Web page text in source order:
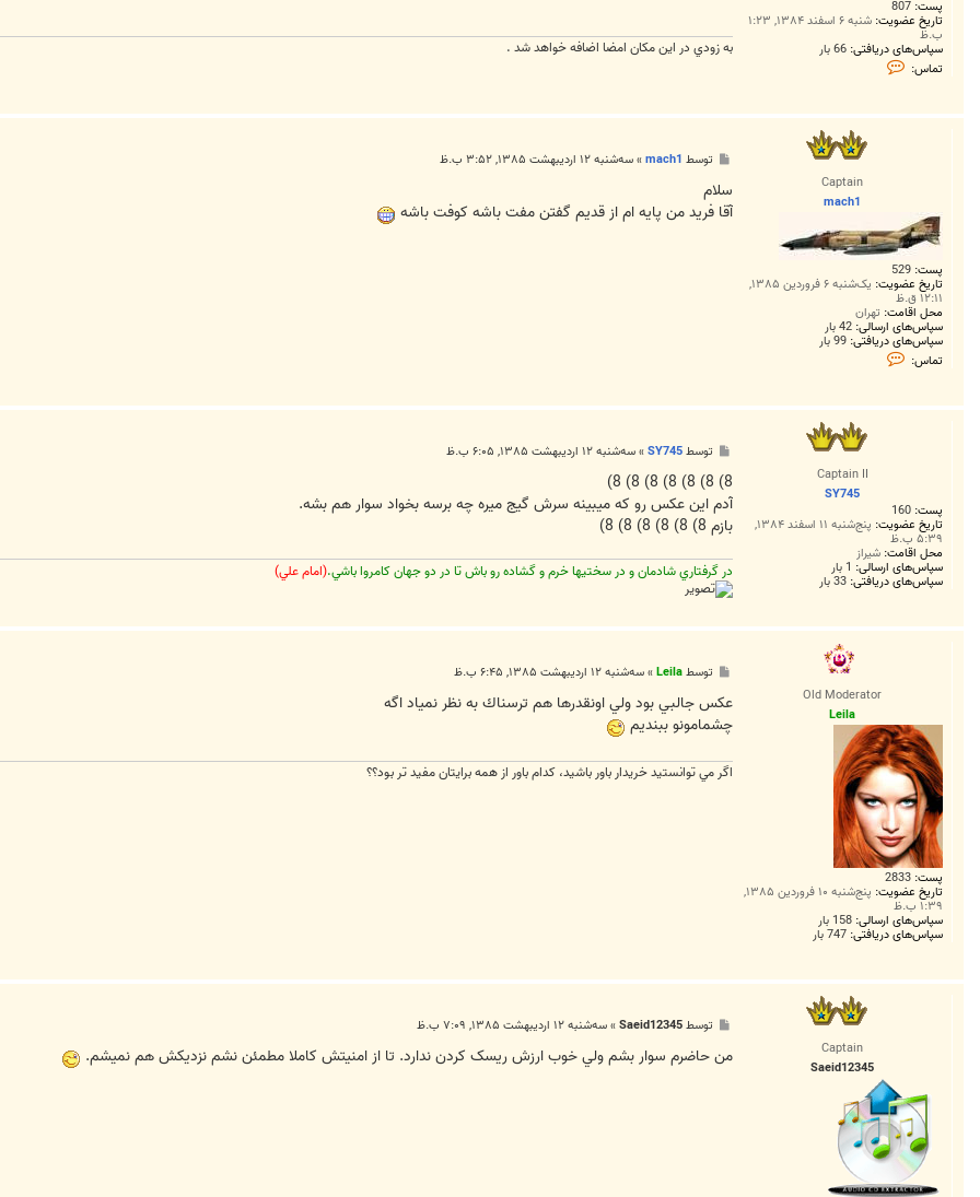
پست: 807
تاریخ عضویت: شنبه ۶ اسفند ۱۳۸۴, ۱:۲۳
ب.ظ
سپاس‌های دریافتی: 66 بار
تماس:
F
3
0
به زودي در اين مكان امضا اضافه خواهد شد .
Captain
mach1
پست: 529
تاریخ عضویت: یک‌شنبه ۶ فروردین ۱۳۸۵,
۱۲:۱۱ ق.ظ
محل اقامت: تهران
سپاس‌های ارسالی: 42 بار
سپاس‌های دریافتی: 99 بار
تماس:
m
ت
توسط mach1
»سه‌شنبه ۱۲ اردیبهشت ۱۳۸۵, ۳:۵۲ ب.ظ
سلام
آقا فريد من پايه ام از قديم گفتن مفت باشه كوفت باشه
Captain II
SY745
پست: 160
تاریخ عضویت: پنج‌شنبه ۱۱ اسفند ۱۳۸۴,
۵:۳۹ ب.ظ
محل اقامت: شيراز
سپاس‌های ارسالی: 1 بار
سپاس‌های دریافتی: 33 بار
ت
توسطSY745
»سه‌شنبه ۱۲ اردیبهشت ۱۳۸۵, ۶:۰۵ ب.ظ
8) 8) 8) 8) 8) 8) 8)
آدم اين عکس رو که ميبينه سرش گيج ميره چه برسه بخواد سوار هم بشه.
بازم 8) 8) 8) 8) 8) 8)
در گرفتاري شادمان و در سختيها خرم و گشاده رو باش تا در دو جهان کامروا باشي.(امام علي)
Old Moderator
Leila
پست: 2833
تاریخ عضویت: پنج‌شنبه ۱۰ فروردین ۱۳۸۵,
۱:۳۹ ب.ظ
سپاس‌های ارسالی: 158 بار
سپاس‌های دریافتی: 747 بار
ت
توسطLeila
»سه‌شنبه ۱۲ اردیبهشت ۱۳۸۵, ۶:۴۵ ب.ظ
عكس جالبي بود ولي اونقدرها هم ترسناك به نظر نمياد اگه
چشمامونو ببنديم
اگر مي توانستيد خريدار باور باشيد، كدام باور از همه برايتان مفيد تر بود؟؟
Captain
Saeid12345
ت
توسطSaeid12345
»سه‌شنبه ۱۲ اردیبهشت ۱۳۸۵, ۷:۰۹ ب.ظ
من حاضرم سوار بشم ولي خوب ارزش ريسک کردن ندارد. تا از امنيتش کاملا مطمئن نشم نزديکش هم نميشم.